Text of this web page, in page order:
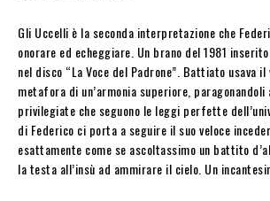
Gli Uccelli è la seconda interpretazione che
onorare ed echeggiare. Un brano del 1981
nel disco “La Voce del Padrone”. Battiato usava
metafora di un’armonia superiore,
privilegiate che seguono le leggi perfette
di Federico ci porta a seguire il suo veloce
esattamente come se ascoltassimo un battito
la testa all’insù ad ammirare il cielo. Un